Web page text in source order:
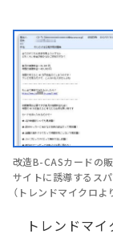
改造B-CASカードの
サイトに誘導するス
（トレンドマイクロよ
トレンドマイ